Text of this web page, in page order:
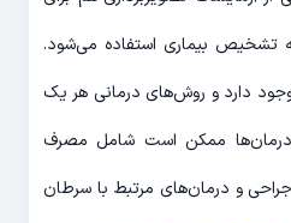
تشخیص بیماری استفاده می‌شود.
دارد و روش‌های درمانی هر یک
درمان‌ها ممکن است شامل مصرف
و درمان‌های مرتبط با سرطان